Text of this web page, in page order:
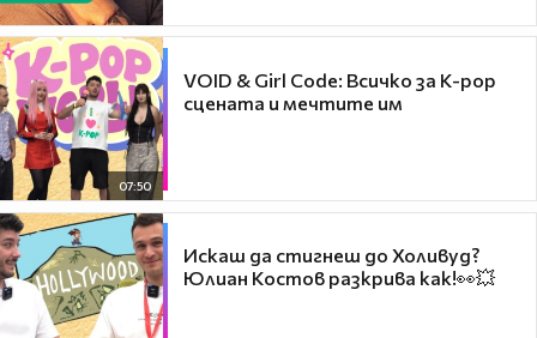
07:50
VOID & Girl Code: Всичко за K-pop
сцената и мечтите им
Искаш да стигнеш до Холивуд?
Юлиан Костов разкрива как!👀💥